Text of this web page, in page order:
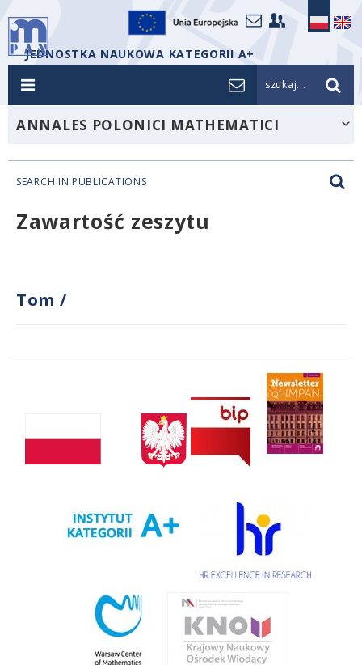
JEDNOSTKA NAUKOWA KATEGORII A+
szukaj...
ANNALES POLONICI MATHEMATICI
SEARCH IN PUBLICATIONS
Zawartość zeszytu
Tom /